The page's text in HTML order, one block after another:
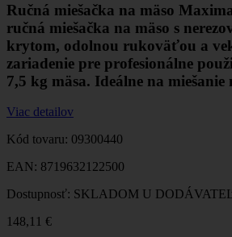
Ručná miešačka na mäso
ručná miešačka na mäso s
krytom, odolnou rukoväťou a
zariadenie pre profesionálne
7,5 kg mäsa. Ideálne na
Viac detailov
Kód tovaru: 09300440
EAN: 8719632122500
Dostupnosť: SKLADOM U
148,11 €